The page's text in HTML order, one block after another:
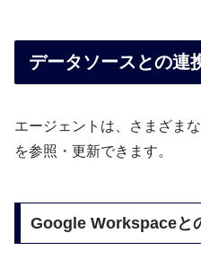
データソースとの連
エージェントは、さまざま
を参照・更新できます。
Google Workspaceと